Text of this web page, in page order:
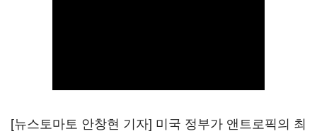
[뉴스토마토 안창현 기자] 미국 정부가 앤트로픽의 최